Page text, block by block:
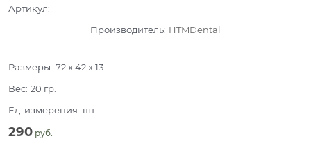
Артикул:
Производитель: HTMDental
Размеры: 72 x 42 x 13
Вес: 20 гр.
Ед. измерения: шт.
290 руб.